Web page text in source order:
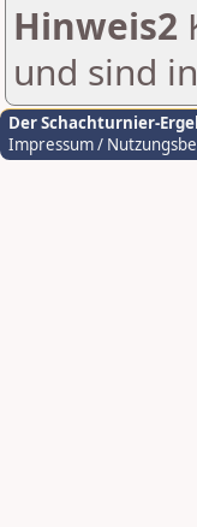
Hinweis2
und sind
Der Schachturnier-
Impressum /